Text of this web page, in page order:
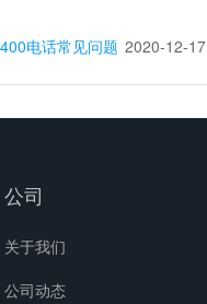
400电话常见问题 2020-12-17
公司
关于我们
公司动态